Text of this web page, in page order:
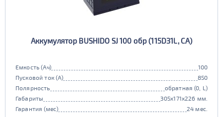
Аккумулятор BUSHIDO SJ 100 обр (115D31L, CA)
Емкость (Ач)
100
Пусковой ток (А)
850
Полярность
обратная (0, L)
Габариты
305x171x226 мм.
Гарантия (мес)
24 мес.